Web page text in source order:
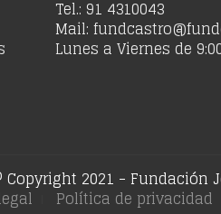
Tel.: 91 4310043
Mail:
Lunes a Viernes de
Copyright 2021 - Fundación
Política de privacidad